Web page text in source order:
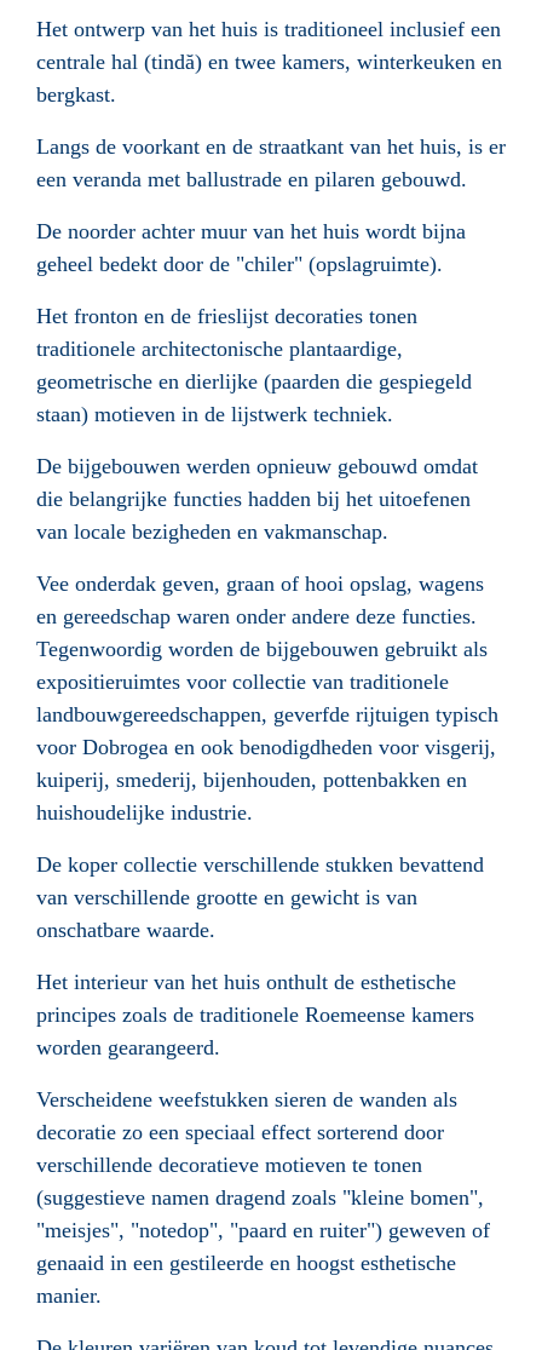
Het ontwerp van het huis is traditioneel inclusief een
centrale hal (tindă) en twee kamers, winterkeuken en
bergkast.
Langs de voorkant en de straatkant van het huis, is er
een veranda met ballustrade en pilaren gebouwd.
De noorder achter muur van het huis wordt bijna
geheel bedekt door de "chiler" (opslagruimte).
Het fronton en de frieslijst decoraties tonen
traditionele architectonische plantaardige,
geometrische en dierlijke (paarden die gespiegeld
staan) motieven in de lijstwerk techniek.
De bijgebouwen werden opnieuw gebouwd omdat
die belangrijke functies hadden bij het uitoefenen
van locale bezigheden en vakmanschap.
Vee onderdak geven, graan of hooi opslag, wagens
en gereedschap waren onder andere deze functies.
Tegenwoordig worden de bijgebouwen gebruikt als
expositieruimtes voor collectie van traditionele
landbouwgereedschappen, geverfde rijtuigen typisch
voor Dobrogea en ook benodigdheden voor visgerij,
kuiperij, smederij, bijenhouden, pottenbakken en
huishoudelijke industrie.
De koper collectie verschillende stukken bevattend
van verschillende grootte en gewicht is van
onschatbare waarde.
Het interieur van het huis onthult de esthetische
principes zoals de traditionele Roemeense kamers
worden gearangeerd.
Verscheidene weefstukken sieren de wanden als
decoratie zo een speciaal effect sorterend door
verschillende decoratieve motieven te tonen
(suggestieve namen dragend zoals "kleine bomen",
"meisjes", "notedop", "paard en ruiter") geweven of
genaaid in een gestileerde en hoogst esthetische
manier.